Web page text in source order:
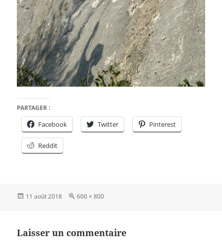
PARTAGER :
Facebook Twitter Pinterest
Reddit
Publié
11 août 2018
Taille
600 × 800
Laisser un commentaire